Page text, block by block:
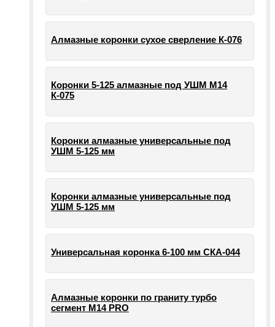
Алмазные коронки сухое сверление К-076
Коронки 5-125 алмазные под УШМ М14
К-075
Коронки алмазные универсальные под
УШМ 5-125 мм
Коронки алмазные универсальные под
УШМ 5-125 мм
Универсальная коронка 6-100 мм СКА-044
Алмазные коронки по граниту турбо
сегмент М14 PRO